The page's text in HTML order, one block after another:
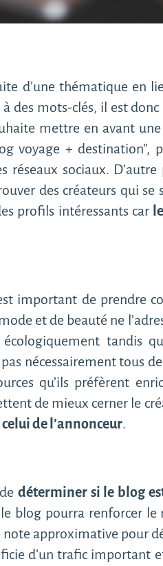
d’une thématique en
des mots-clés, il est
mettre en avant
voyage + destination”,
sociaux.
des créateurs qui se
profils intéressants car
important de prendre
et de beauté ne
tandis
nécessairement tous
qu’ils préfèrent
de mieux cerner le
de l’annonceur.
déterminer si le blog
blog pourra renforcer
approximative pour
d’un trafic important